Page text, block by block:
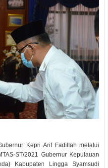
Kepri Arif Fadillah melalui
ST/2021 Gubernur Kepulauan
Kabupaten Lingga Syamsudi